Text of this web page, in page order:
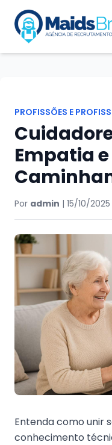
PROFISSÕES E
Empatia
Por admin | 15/10/2025
Entenda como unir
conhecimento